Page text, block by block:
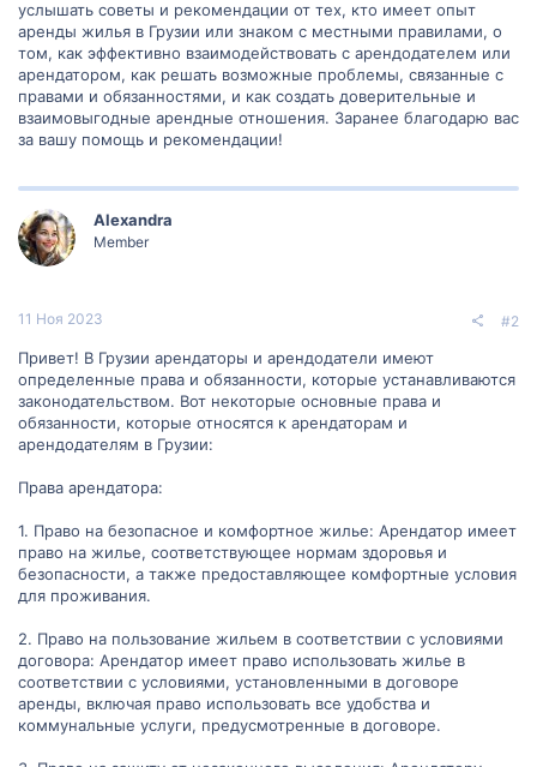
услышать советы и рекомендации от тех, кто имеет опыт
аренды жилья в Грузии или знаком с местными правилами, о
том, как эффективно взаимодействовать с арендодателем или
арендатором, как решать возможные проблемы, связанные с
правами и обязанностями, и как создать доверительные и
взаимовыгодные арендные отношения. Заранее благодарю вас
за вашу помощь и рекомендации!
Alexandra
Member
11 Ноя 2023 #2
Привет! В Грузии арендаторы и арендодатели имеют
определенные права и обязанности, которые устанавливаются
законодательством. Вот некоторые основные права и
обязанности, которые относятся к арендаторам и
арендодателям в Грузии:
Права арендатора:
1. Право на безопасное и комфортное жилье: Арендатор имеет
право на жилье, соответствующее нормам здоровья и
безопасности, а также предоставляющее комфортные условия
для проживания.
2. Право на пользование жильем в соответствии с условиями
договора: Арендатор имеет право использовать жилье в
соответствии с условиями, установленными в договоре
аренды, включая право использовать все удобства и
коммунальные услуги, предусмотренные в договоре.